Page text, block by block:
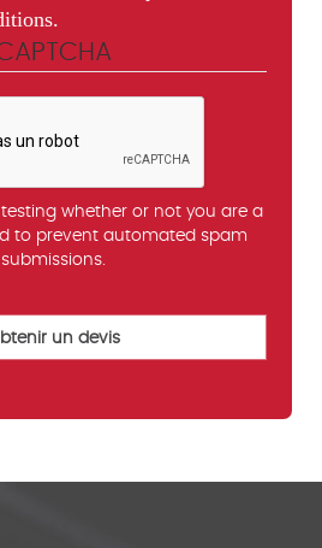
testing whether or not you are a
to prevent automated spam
submissions.